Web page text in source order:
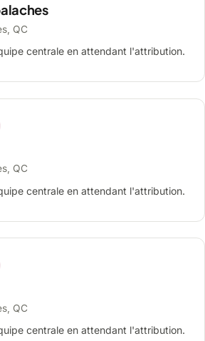
QC
centrale en attendant l'attribution.
QC
centrale en attendant l'attribution.
QC
centrale en attendant l'attribution.